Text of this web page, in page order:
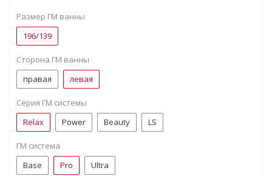
Размер ГМ ванны
196/139
Сторона ГМ ванны
правая
левая
Серия ГМ системы
Relax
Power Beauty LS
ГМ система
Base
Pro Ultra